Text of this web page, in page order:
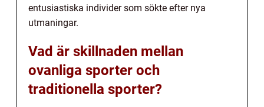
entusiastiska individer som sökte efter nya
utmaningar.
Vad är skillnaden mellan
ovanliga sporter och
traditionella sporter?